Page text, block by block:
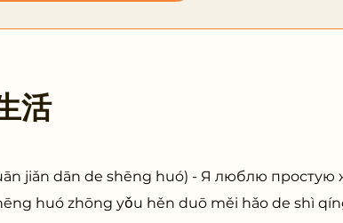
活
jiǎn dān de shēng huó) - Я люблю простую
huó zhōng yǒu hěn duō měi hǎo de shì